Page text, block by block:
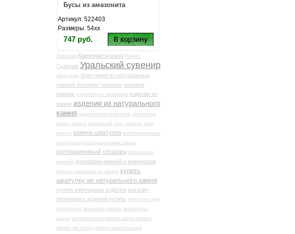
Бусы из амазонита
Артикул: 522403
Размеры: 54хх
747 руб.
Змеевик Каменная крошка Панно
Сувенир Уральский сувенир
Шкатулка бижутерия из натуральных
камней интернет магазин змеевик
камень изделия из змеевика изделия из
камня изделия из натурального
камня изделия из селенита каменные
шары купить каменный шар камень шар
купить камень шкатулка коллекционные
минералы коллекционные шары
коллекционный образец коллекция
камней коллекция камней и минералов
купить сувениры из камня купить
шкатулку из натурального камня
купить ювелирные изделия магазин
ювелирных изделий купить минерал для
коллекции минерал купить минералы
шары натуральные камни шары купить
панно на стену представительский